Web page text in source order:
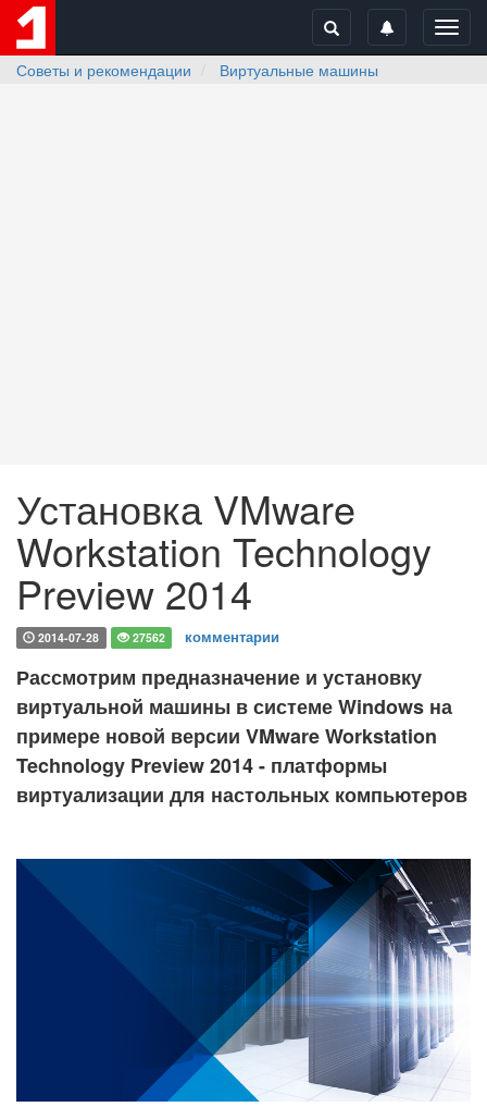
Советы и рекомендации
Виртуальные машины
Установка VMware
Workstation Technology
Preview 2014
2014-07-28 27562 комментарии
Рассмотрим предназначение и установку
виртуальной машины в системе Windows на
примере новой версии VMware Workstation
Technology Preview 2014 - платформы
виртуализации для настольных компьютеров